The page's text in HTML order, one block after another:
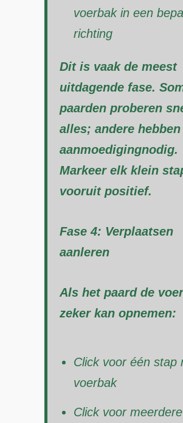
voerbak in een
richting
Dit is vaak de meest
uitdagende fase.
paarden proberen
alles; andere
aanmoedigingnodig.
Markeer elk klein
vooruit positief.
Fase 4: Verplaatsen
aanleren
Als het paard de
zeker kan opnemen:
Click voor één stap
voerbak
Click voor meerdere